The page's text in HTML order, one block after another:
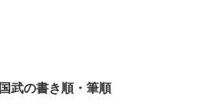
国武の書き順・筆順